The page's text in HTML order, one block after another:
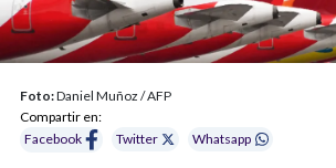
Foto:Daniel Muñoz / AFP
Compartir en:
Facebook
Twitter Whatsapp